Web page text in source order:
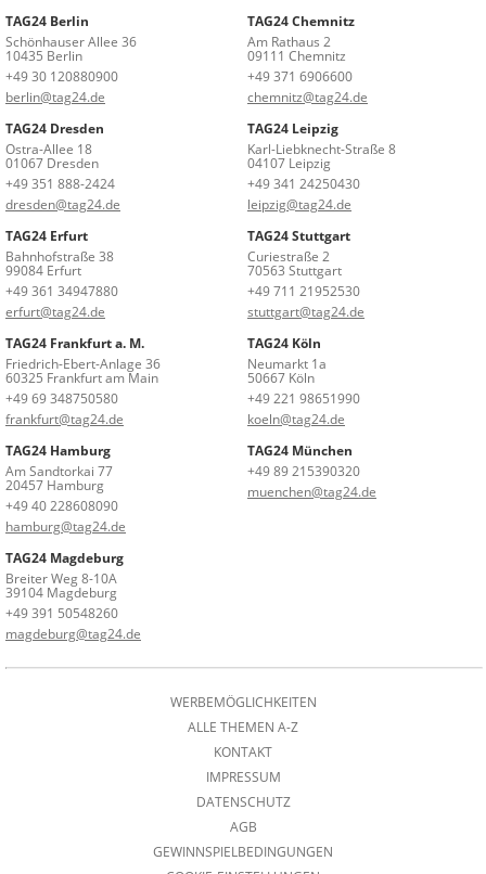
TAG24 Berlin
Schönhauser Allee 36
10435 Berlin
+49 30 120880900
berlin@tag24.de
TAG24 Chemnitz
Am Rathaus 2
09111 Chemnitz
+49 371 6906600
chemnitz@tag24.de
TAG24 Dresden
Ostra-Allee 18
01067 Dresden
+49 351 888-2424
dresden@tag24.de
TAG24 Leipzig
Karl-Liebknecht-Straße 8
04107 Leipzig
+49 341 24250430
leipzig@tag24.de
TAG24 Erfurt
Bahnhofstraße 38
99084 Erfurt
+49 361 34947880
erfurt@tag24.de
TAG24 Stuttgart
Curiestraße 2
70563 Stuttgart
+49 711 21952530
stuttgart@tag24.de
TAG24 Frankfurt a. M.
Friedrich-Ebert-Anlage 36
60325 Frankfurt am Main
+49 69 348750580
frankfurt@tag24.de
TAG24 Köln
Neumarkt 1a
50667 Köln
+49 221 98651990
koeln@tag24.de
TAG24 Hamburg
Am Sandtorkai 77
20457 Hamburg
+49 40 228608090
hamburg@tag24.de
TAG24 München
+49 89 215390320
muenchen@tag24.de
TAG24 Magdeburg
Breiter Weg 8-10A
39104 Magdeburg
+49 391 50548260
magdeburg@tag24.de
WERBEMÖGLICHKEITEN
ALLE THEMEN A-Z
KONTAKT
IMPRESSUM
DATENSCHUTZ
AGB
GEWINNSPIELBEDINGUNGEN